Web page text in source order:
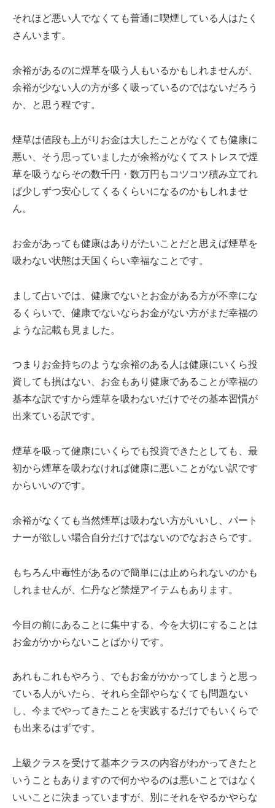
それほど悪い人でなくても普通に喫煙している人はたく
さんいます。
余裕があるのに煙草を吸う人もいるかもしれませんが、
余裕が少ない人の方が多く吸っているのではないだろう
か、と思う程です。
煙草は値段も上がりお金は大したことがなくても健康に
悪い、そう思っていましたが余裕がなくてストレスで煙
草を吸うならその数千円・数万円もコツコツ積み立てれ
ば少しずつ安心してくるくらいになるのかもしれませ
ん。
お金があっても健康はありがたいことだと思えば煙草を
吸わない状態は天国くらい幸福なことです。
まして占いでは、健康でないとお金がある方が不幸にな
るくらいで、健康でないならお金がない方がまだ幸福の
ような記載も見ました。
つまりお金持ちのような余裕のある人は健康にいくら投
資しても損はない、お金もあり健康であることが幸福の
基本な訳ですから煙草を吸わないだけでその基本習慣が
出来ている訳です。
煙草を吸って健康にいくらでも投資できたとしても、最
初から煙草を吸わなければ健康に悪いことがない訳です
からいいのです。
余裕がなくても当然煙草は吸わない方がいいし、パート
ナーが欲しい場合自分だけではないのでなおさらです。
もちろん中毒性があるので簡単には止められないのかも
しれませんが、仁丹など禁煙アイテムもあります。
今目の前にあることに集中する、今を大切にすることは
お金がかからないことばかりです。
あれもこれもやろう、でもお金がかかってしまうと思っ
ている人がいたら、それら全部やらなくても問題ない
し、今までやってきたことを実践するだけでもいくらで
も出来るはずです。
上級クラスを受けて基本クラスの内容がわかってきたと
いうこともありますので何かやるのは悪いことではなく
いいことに決まっていますが、別にそれをやるかやらな